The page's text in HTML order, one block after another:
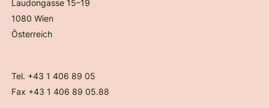
Laudongasse 15–19
1080 Wien
Österreich
Tel. +43 1 406 89 05
Fax +43 1 406 89 05.88